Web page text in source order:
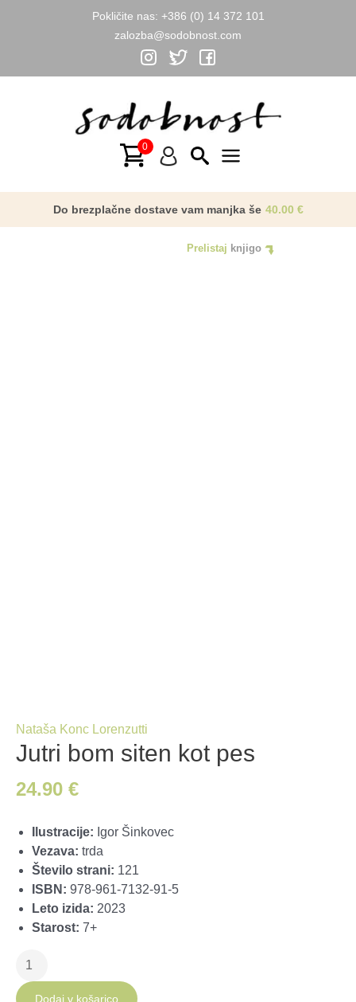
Pokličite nas: +386 (0) 14 372 101
zalozba@sodobnost.com
Menu
Do brezplačne dostave vam manjka še 40.00 €
Prelistaj knjigo
Nataša Konc Lorenzutti
Jutri bom siten kot pes
24.90 €
Ilustracije: Igor Šinkovec
Vezava: trda
Število strani: 121
ISBN: 978-961-7132-91-5
Leto izida: 2023
Starost: 7+
Jutri
sitenDodaj v košarico